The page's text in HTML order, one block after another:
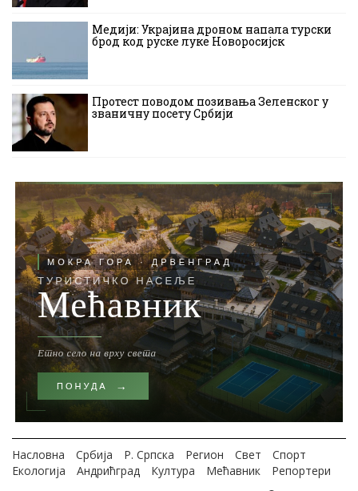
Медији: Украјина дроном напала турски
брод код руске луке Новоросијск
Протест поводом позивања Зеленског у
званичну посету Србији
Насловна Србија Р. Српска Регион Свет
Спорт
Екологија
Андрићград Култура Мећавник
Репортери